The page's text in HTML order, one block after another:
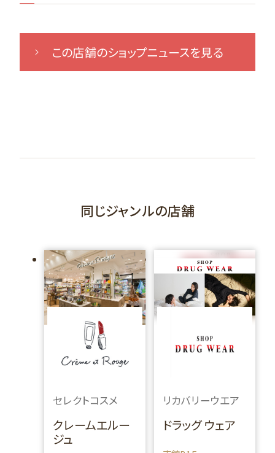
この店舗のショップニュースを見る
同じジャンルの店舗
セレクトコスメ
クレームエルー
ジュ
リカバリーウエア
ドラッグ ウェア